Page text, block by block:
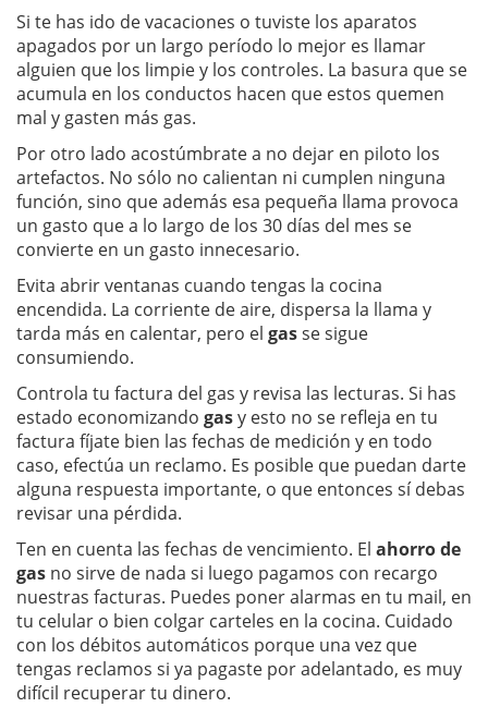
Si te has ido de vacaciones o tuviste los aparatos
apagados por un largo período lo mejor es llamar
alguien que los limpie y los controles. La basura que se
acumula en los conductos hacen que estos quemen
mal y gasten más gas.
Por otro lado acostúmbrate a no dejar en piloto los
artefactos. No sólo no calientan ni cumplen ninguna
función, sino que además esa pequeña llama provoca
un gasto que a lo largo de los 30 días del mes se
convierte en un gasto innecesario.
Evita abrir ventanas cuando tengas la cocina
encendida. La corriente de aire, dispersa la llama y
tarda más en calentar, pero el gasse sigue
consumiendo.
Controla tu factura del gas y revisa las lecturas. Si has
estado economizando gasy esto no se refleja en tu
factura fíjate bien las fechas de medición y en todo
caso, efectúa un reclamo. Es posible que puedan darte
alguna respuesta importante, o que entonces sí debas
revisar una pérdida.
Ten en cuenta las fechas de vencimiento. El ahorro de
gas no sirve de nada si luego pagamos con recargo
nuestras facturas. Puedes poner alarmas en tu mail, en
tu celular o bien colgar carteles en la cocina. Cuidado
con los débitos automáticos porque una vez que
tengas reclamos si ya pagaste por adelantado, es muy
difícil recuperar tu dinero.